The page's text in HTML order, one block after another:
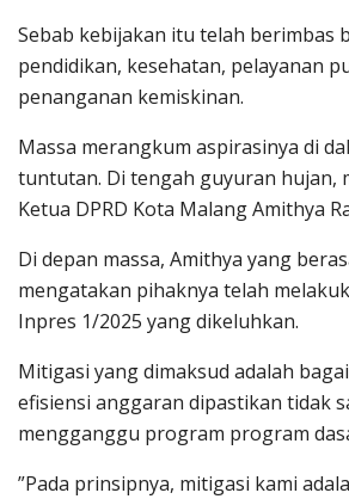
Sebab kebijakan itu telah berimbas
pendidikan, kesehatan, pelayanan
penanganan kemiskinan.
Massa merangkum aspirasinya di
tuntutan. Di tengah guyuran hujan,
Ketua DPRD Kota Malang Amithya
Di depan massa, Amithya yang
mengatakan pihaknya telah
Inpres 1/2025 yang dikeluhkan.
Mitigasi yang dimaksud adalah
efisiensi anggaran dipastikan tidak
mengganggu program program
”Pada prinsipnya, mitigasi kami